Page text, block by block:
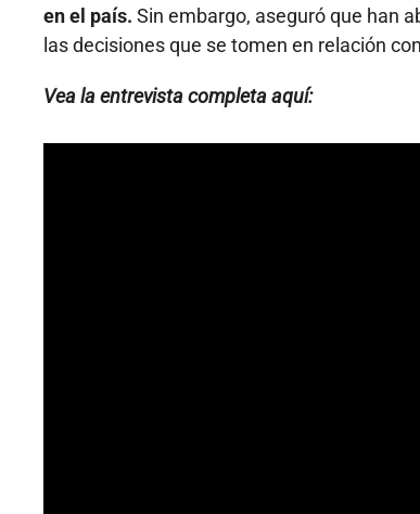
en el país. Sin embargo, aseguró que han
las decisiones que se tomen en relación
Vea la entrevista completa aquí: